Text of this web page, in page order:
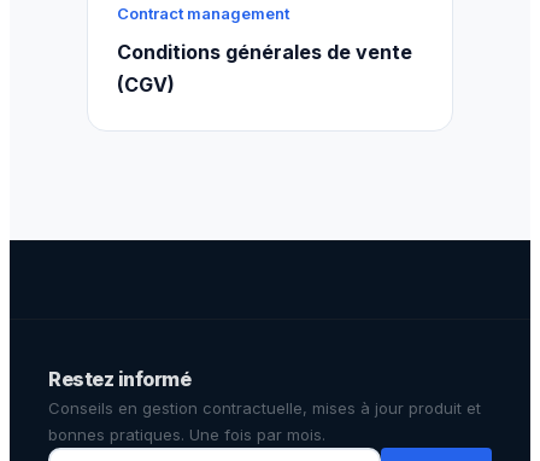
Contract management
Conditions générales de vente
(CGV)
Restez informé
Conseils en gestion contractuelle, mises à jour produit et
bonnes pratiques. Une fois par mois.